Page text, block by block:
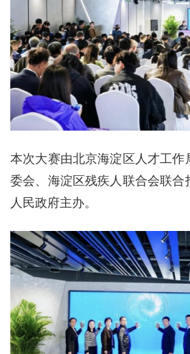
本次大赛由北京海淀区人才工作
委会、海淀区残疾人联合会联合
人民政府主办。